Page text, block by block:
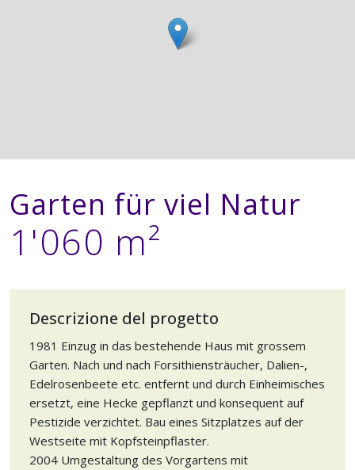
Garten für viel Natur
1'060 m²
Descrizione del progetto
1981 Einzug in das bestehende Haus mit grossem
Garten. Nach und nach Forsithiensträucher, Dalien-,
Edelrosenbeete etc. entfernt und durch Einheimisches
ersetzt, eine Hecke gepflanzt und konsequent auf
Pestizide verzichtet. Bau eines Sitzplatzes auf der
Westseite mit Kopfsteinpflaster.
2004 Umgestaltung des Vorgartens mit